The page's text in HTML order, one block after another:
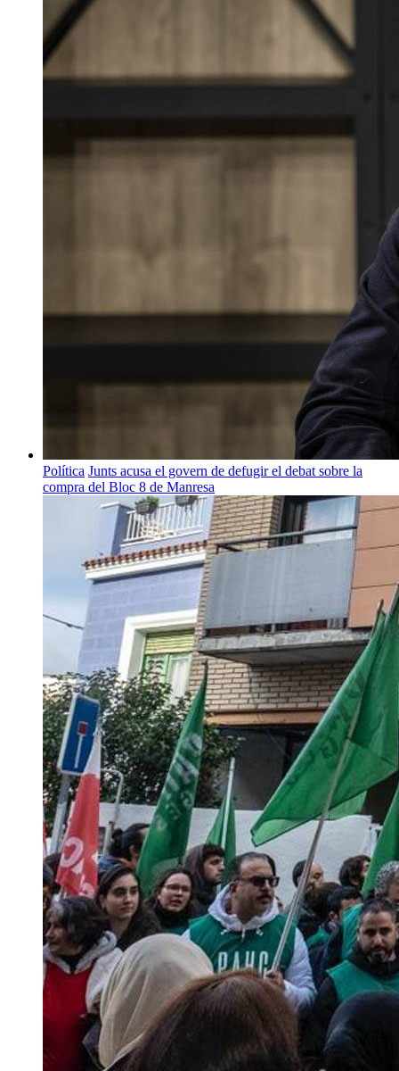
Política Junts acusa el govern de defugir el debat sobre la
compra del Bloc 8 de Manresa